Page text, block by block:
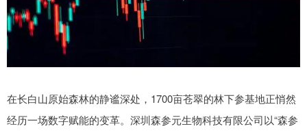
在长白山原始森林的静谧深处，1700亩苍翠的林下参基地正悄然
经历一场数字赋能的变革。深圳森参元生物科技有限公司以“森参